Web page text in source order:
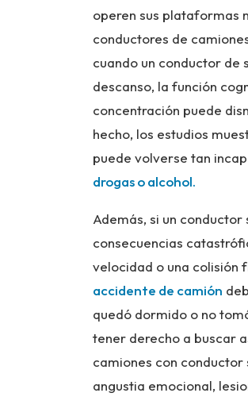
operen sus plataformas
conductores de
cuando un conductor de
descanso, la función
concentración puede
hecho, los estudios
puede volverse tan
drogas o alcohol.
Además, si un
consecuencias
velocidad o una colisión
accidente de camión
quedó dormido o no
tener derecho a buscar
camiones con
angustia emocional,